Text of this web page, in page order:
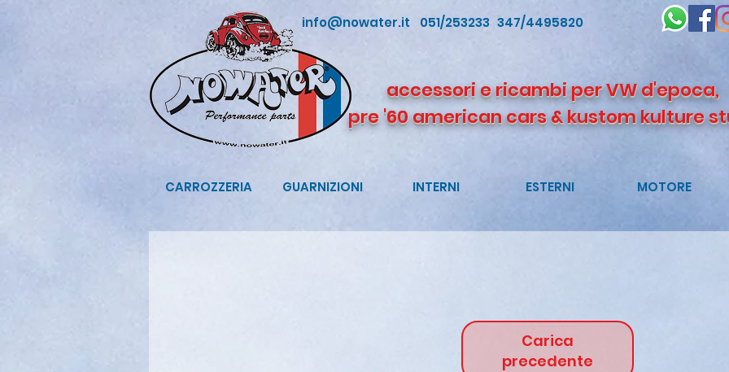
info@nowater.it 051/253233 347/4495820
accessori e ricambi per VW d'epoca,
pre '60 american cars & kustom kulture
CARROZZERIA GUARNIZIONI INTERNI ESTERNI MOTORE
Carica
precedente